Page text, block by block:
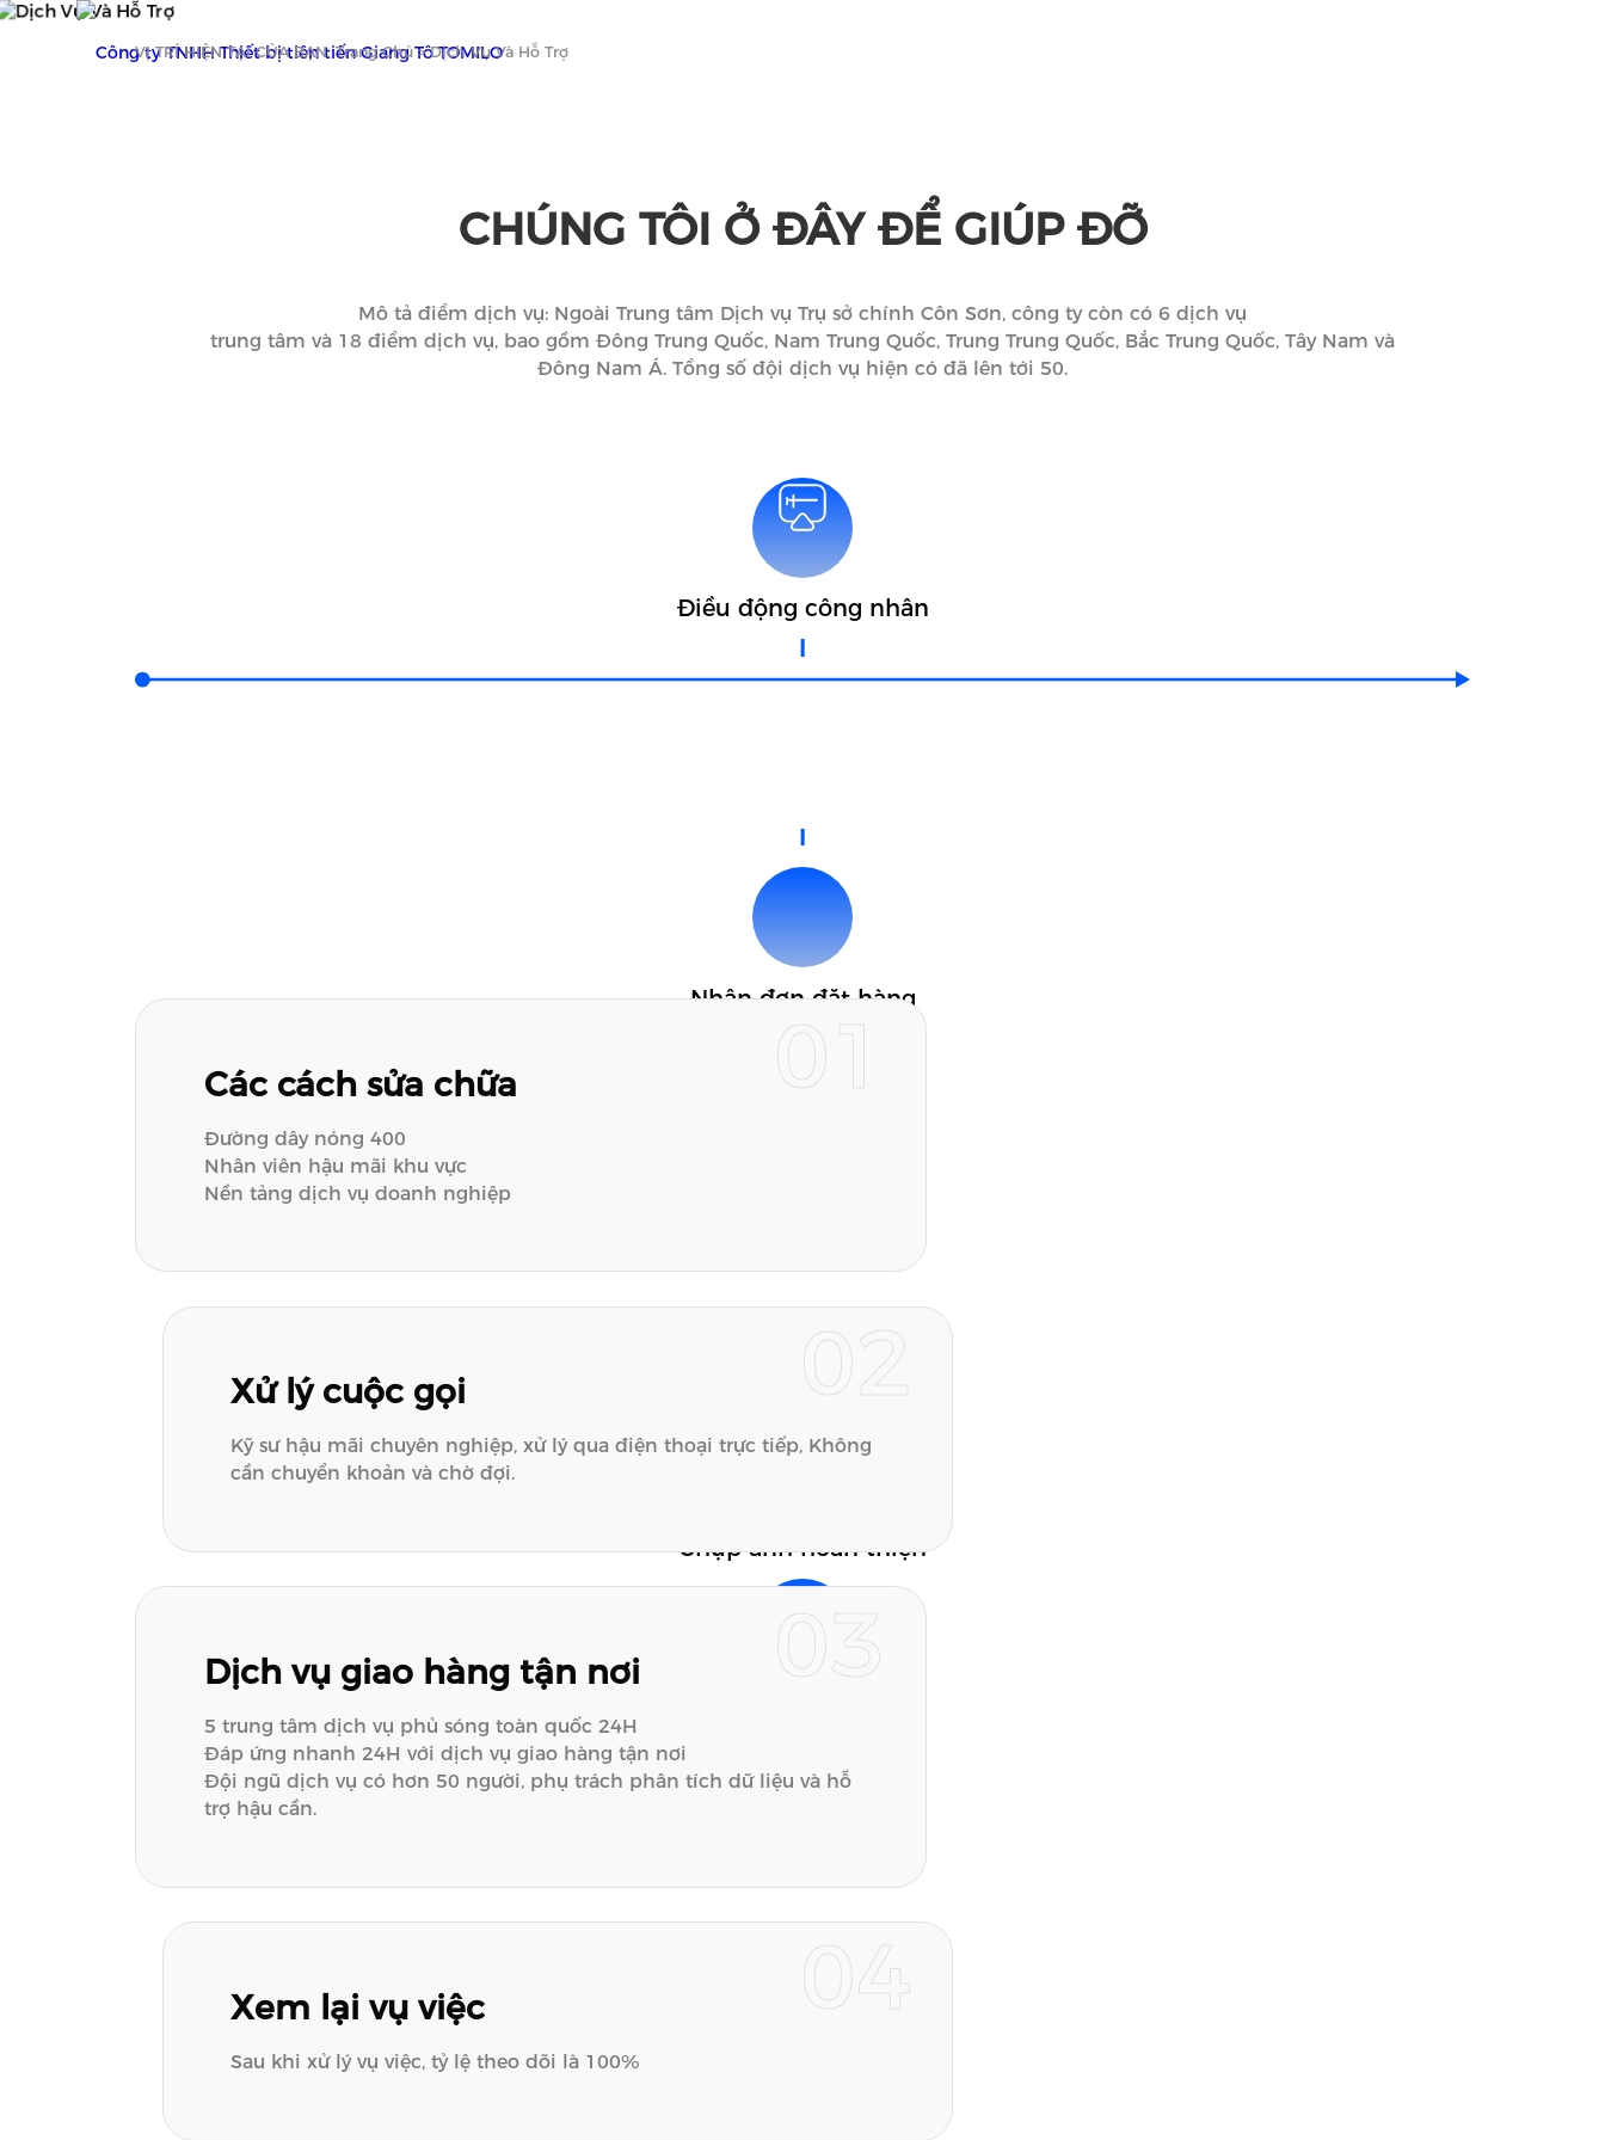
VỊ TRÍ HIỆN TẠI CỦA BẠN:Trang Chủ>Dịch Vụ Và Hỗ Trợ
CHÚNG TÔI Ở ĐÂY ĐỂ GIÚP ĐỠ
Mô tả điểm dịch vụ: Ngoài Trung tâm Dịch vụ Trụ sở chính Côn Sơn, công ty còn có 6 dịch vụ
trung tâm và 18 điểm dịch vụ, bao gồm Đông Trung Quốc, Nam Trung Quốc, Trung Trung Quốc, Bắc Trung Quốc, Tây Nam và
Đông Nam Á. Tổng số đội dịch vụ hiện có đã lên tới 50.
Điều động công nhân
Nhận đơn đặt hàng
Chụp ảnh hoàn thiện
Các cách sửa chữa
Đường dây nóng 400
Nhân viên hậu mãi khu vực
Nền tảng dịch vụ doanh nghiệp
01
Xử lý cuộc gọi
Kỹ sư hậu mãi chuyên nghiệp, xử lý qua điện thoại trực tiếp, Không
cần chuyển khoản và chờ đợi.
02
Dịch vụ giao hàng tận nơi
5 trung tâm dịch vụ phủ sóng toàn quốc 24H
Đáp ứng nhanh 24H với dịch vụ giao hàng tận nơi
Đội ngũ dịch vụ có hơn 50 người, phụ trách phân tích dữ liệu và hỗ
trợ hậu cần.
03
Xem lại vụ việc
Sau khi xử lý vụ việc, tỷ lệ theo dõi là 100%
04